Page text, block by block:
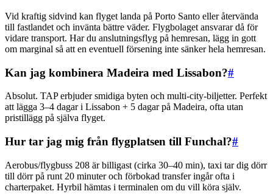
Vid kraftig sidvind kan flyget landa på Porto Santo eller återvända
till fastlandet och invänta bättre väder. Flygbolaget ansvarar då för
vidare transport. Har du anslutningsflyg på hemresan, lägg in gott
om marginal så att en eventuell försening inte sänker hela hemresan.
Kan jag kombinera Madeira med Lissabon?#
Absolut. TAP erbjuder smidiga byten och multi-city-biljetter. Perfekt
att lägga 3–4 dagar i Lissabon + 5 dagar på Madeira, ofta utan
pristillägg på själva flyget.
Hur tar jag mig från flygplatsen till Funchal?#
Aerobus/flygbuss 208 är billigast (cirka 30–40 min), taxi tar dig dörr
till dörr på runt 20 minuter och förbokad transfer ingår ofta i
charterpaket. Hyrbil hämtas i terminalen om du vill köra själv.